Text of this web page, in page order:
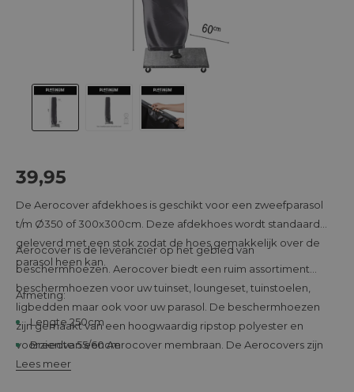
Actie
39,95
De Aerocover afdekhoes is geschikt voor een zweefparasol
t/m Ø350 of 300x300cm. Deze afdekhoes wordt standaard
geleverd met een stok zodat de hoes gemakkelijk over de
parasol heen kan.
Aerocover is de leverancier op het gebied van
beschermhoezen. Aerocover biedt een ruim assortiment
beschermhoezen voor uw tuinset, loungeset, tuinstoelen,
ligbedden maar ook voor uw parasol. De beschermhoezen
zijn gemaakt van een hoogwaardig ripstop polyester en
voorzien van een Aerocover membraan. De Aerocovers zijn
ademend, vuil- en waterbestendig. Hierdoor bieden ze uw
Afmeting:
Lengte 250cm
Breedte 55/60cm
Lees meer